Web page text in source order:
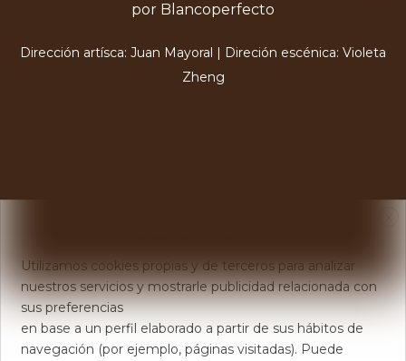
por Blancoperfecto
Dirección artísca: Juan Mayoral | Direción escénica: Violeta
Zheng
Utilizamos cookies propias y de terceros para analizar
nuestros servicios y mostrarle publicidad relacionada con
sus preferencias
en base a un perfil elaborado a partir de sus hábitos de
navegación (por ejemplo, páginas visitadas). Puede